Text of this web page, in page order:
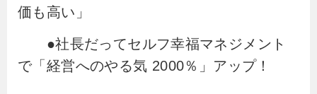
価も高い」
●社長だってセルフ幸福マネジメント
で「経営へのやる気 2000％」アップ！